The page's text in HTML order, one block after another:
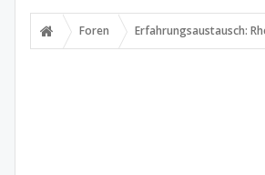
Foren Erfahrungsaustausch: